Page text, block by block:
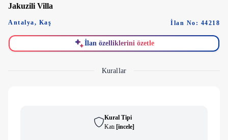
Jakuzili Villa
Antalya, Kaş İlan No: 44218
İlan özelliklerini özetle
Kurallar
Kural Tipi
Katı [i̇ncele]